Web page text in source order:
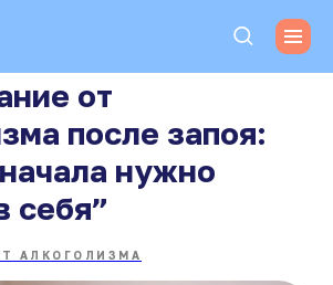
от
после запоя:
нужно
себя”
АЛКОГОЛИЗМА